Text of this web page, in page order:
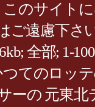
このサイト
遠慮下さ
全部; 1-
てのロッ
の 元東